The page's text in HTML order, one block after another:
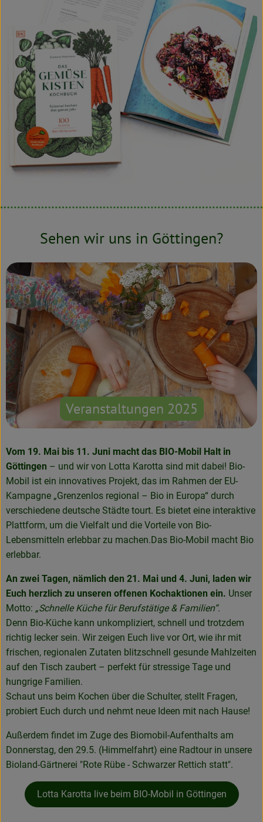
Sehen wir uns in Göttingen?
Veranstaltungen 2025
Vom 19. Mai bis 11. Juni macht das BIO-Mobil Halt in
Göttingen – und wir von Lotta Karotta sind mit dabei! Bio-
Mobil ist ein innovatives Projekt, das im Rahmen der EU-
Kampagne „Grenzenlos regional – Bio in Europa“ durch
verschiedene deutsche Städte tourt. Es bietet eine interaktive
Plattform, um die Vielfalt und die Vorteile von Bio-
Lebensmitteln erlebbar zu machen.Das Bio-Mobil macht Bio
erlebbar.
An zwei Tagen, nämlich den 21. Mai und 4. Juni, laden wir
Euch herzlich zu unseren offenen Kochaktionen ein. Unser
Motto: „Schnelle Küche für Berufstätige & Familien“.
Denn Bio-Küche kann unkompliziert, schnell und trotzdem
richtig lecker sein. Wir zeigen Euch live vor Ort, wie ihr mit
frischen, regionalen Zutaten blitzschnell gesunde Mahlzeiten
auf den Tisch zaubert – perfekt für stressige Tage und
hungrige Familien.
Schaut uns beim Kochen über die Schulter, stellt Fragen,
probiert Euch durch und nehmt neue Ideen mit nach Hause!
Außerdem findet im Zuge des Biomobil-Aufenthalts am
Donnerstag, den 29.5. (Himmelfahrt) eine Radtour in unsere
Bioland-Gärtnerei "Rote Rübe - Schwarzer Rettich statt".
Lotta Karotta live beim BIO-Mobil in Göttingen